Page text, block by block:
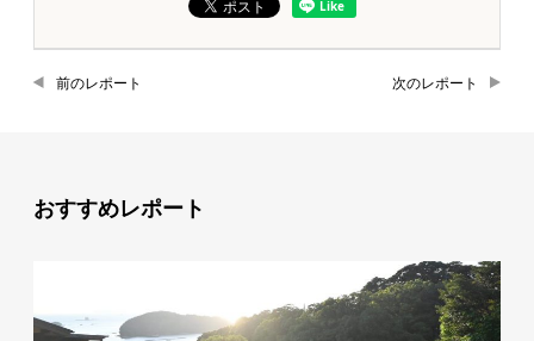
前のレポート 次のレポート
おすすめレポート